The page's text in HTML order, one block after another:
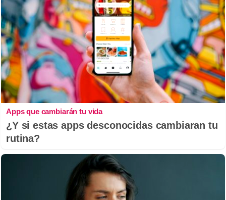
Apps que cambiarán tu vida
¿Y si estas apps desconocidas cambiaran tu
rutina?